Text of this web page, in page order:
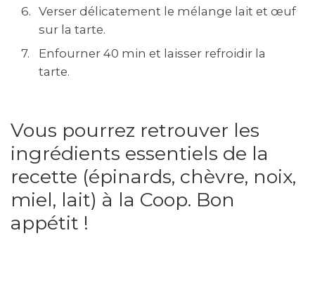
Verser délicatement le mélange lait et œuf
sur la tarte.
Enfourner 40 min et laisser refroidir la
tarte.
Vous pourrez retrouver les
ingrédients essentiels de la
recette (épinards, chèvre, noix,
miel, lait) à la Coop. Bon
appétit !